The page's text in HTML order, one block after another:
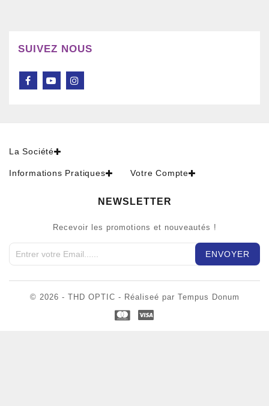
SUIVEZ NOUS
La Société
Informations Pratiques Votre Compte
NEWSLETTER
Recevoir les promotions et nouveautés !
© 2026 - THD OPTIC - Réaliseé par Tempus Donum